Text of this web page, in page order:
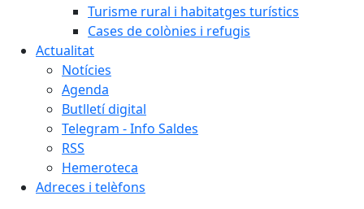
Turisme rural i habitatges turístics
Cases de colònies i refugis
Actualitat
Notícies
Agenda
Butlletí digital
Telegram - Info Saldes
RSS
Hemeroteca
Adreces i telèfons